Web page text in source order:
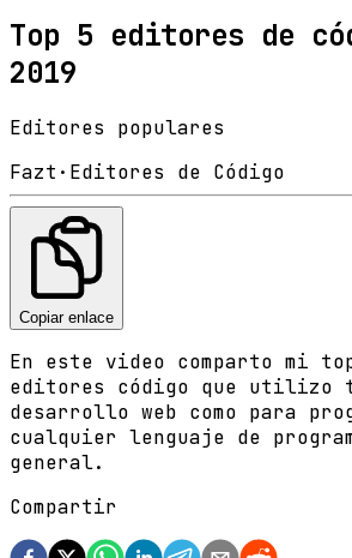
Top 5 editores de
2019
Editores populares
Fazt · Editores de Código
Copiar enlace
En este video comparto mi
editores código que utilizo
desarrollo web como para
cualquier lenguaje de
general.
Compartir